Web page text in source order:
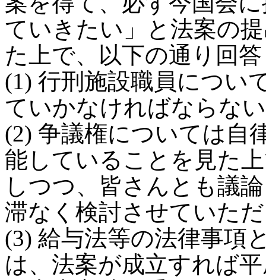
ていきたい」と法案の
た上で、以下の通り回
(1) 行刑施設職員につい
ていかなければならな
(2) 争議権については自
能していることを見た
しつつ、皆さんとも議
滞なく検討させていた
(3) 給与法等の法律事項
は、法案が成立すれば